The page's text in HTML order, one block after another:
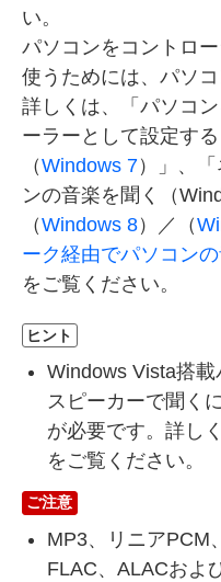
い。
パソコンをコントロ
使うためには、パソ
詳しくは、「パソコ
ーラーとして設定する
（Windows 7）」、
ンの音楽を聞く（
（Windows 8）／（
ーク経由でパソコン
をご覧ください。
ヒント
Windows Vista搭
スピーカーで聞く
が必要です。詳し
をご覧ください。
ご注意
MP3、リニアPCM
FLAC、ALACおよ